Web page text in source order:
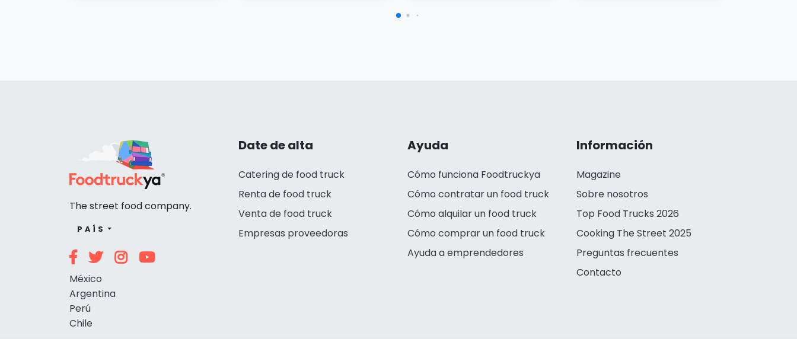
Date de alta
Catering de food truck
Renta de food truck
Venta de food truck
Empresas proveedoras
Ayuda
Cómo funciona Foodtruckya
Cómo contratar un food truck
Cómo alquilar un food truck
Cómo comprar un food truck
Ayuda a emprendedores
Información
Magazine
Sobre nosotros
Top Food Trucks 2026
Cooking The Street 2025
Preguntas frecuentes
Contacto
The street food company.
PAÍS
México
Argentina
Perú
Chile